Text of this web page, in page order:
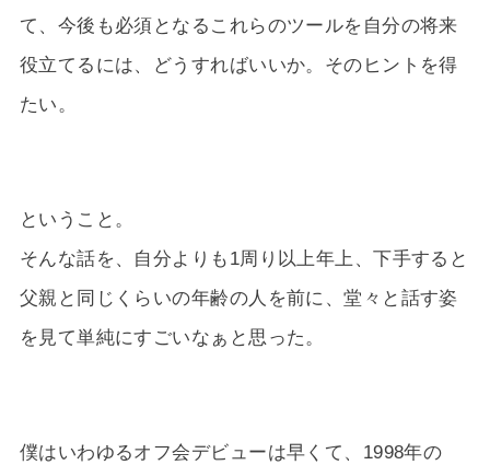
て、今後も必須となるこれらのツールを自分の将来
役立てるには、どうすればいいか。そのヒントを得
たい。
ということ。
そんな話を、自分よりも1周り以上年上、下手すると
父親と同じくらいの年齢の人を前に、堂々と話す姿
を見て単純にすごいなぁと思った。
僕はいわゆるオフ会デビューは早くて、1998年の